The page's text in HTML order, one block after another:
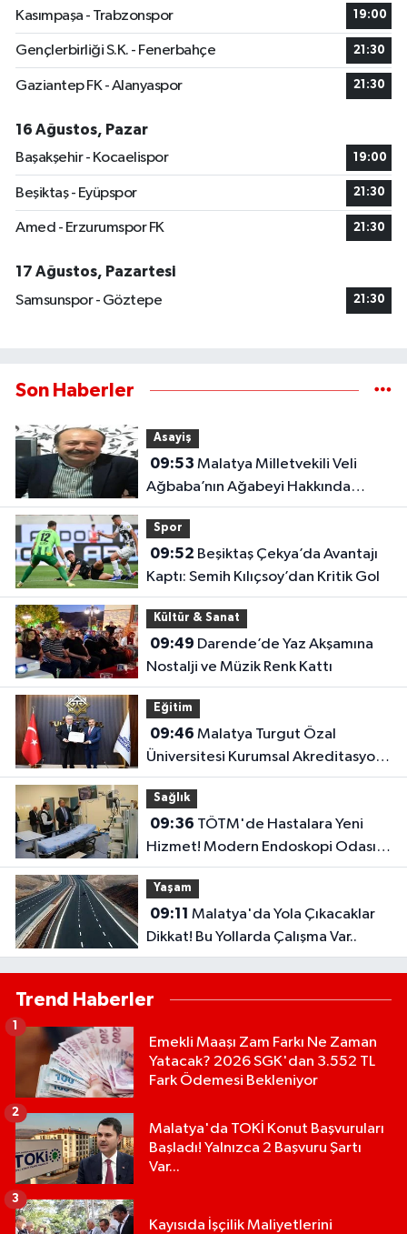
Kasımpaşa - Trabzonspor 19:00
Gençlerbirliği S.K. - Fenerbahçe 21:30
Gaziantep FK - Alanyaspor 21:30
16 Ağustos, Pazar
Başakşehir - Kocaelispor
19:00
Beşiktaş - Eyüpspor 21:30
Amed - Erzurumspor FK 21:30
17 Ağustos, Pazartesi
Samsunspor - Göztepe
21:30
Son Haberler
Asayiş
09:53
Ağbaba’nın Ağabeyi Hakkında
Tutuklama Kararı
Spor
09:52
Kaptı: Semih Kılıçsoy’dan Kritik Gol
Kültür & Sanat
09:49
Nostalji ve Müzik Renk Kattı
Eğitim
09:46
Üniversitesi Kurumsal Akreditasyon
Belgesi Aldı
Sağlık
09:36
Hizmet! Modern Endoskopi Odası
Açıldı
Yaşam
09:11
Dikkat! Bu Yollarda Çalışma Var..
Trend Haberler
Emekli Maaşı Zam Farkı Ne Zaman
Yatacak? 2026 SGK'dan 3.552 TL
Fark Ödemesi Bekleniyor
1
Malatya'da TOKİ Konut Başvuruları
Başladı! Yalnızca 2 Başvuru Şartı
Var...
2
Kayısıda İşçilik Maliyetlerini
3